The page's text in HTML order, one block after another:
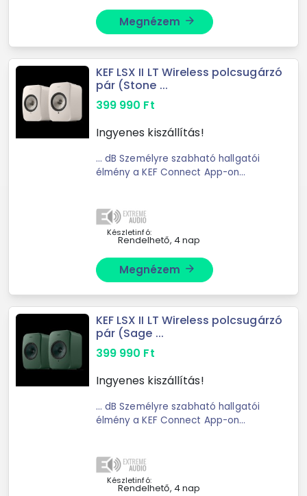
Megnézem arrow_forward
KEF LSX II LT Wireless polcsugárzó
pár (Stone ...
399 990 Ft
Ingyenes kiszállítás!
... dB Személyre szabható hallgatói
élmény a KEF Connect App-on
a KEF mélynyomó
csatlakoztatásához. Ugyanaz a
zene, ...
Készletinfó:
Rendelhető, 4 nap
Megnézem arrow_forward
KEF LSX II LT Wireless polcsugárzó
pár (Sage ...
399 990 Ft
Ingyenes kiszállítás!
... dB Személyre szabható hallgatói
élmény a KEF Connect App-on
a KEF mélynyomó
csatlakoztatásához. Ugyanaz a
zene, ...
Készletinfó:
Rendelhető, 4 nap